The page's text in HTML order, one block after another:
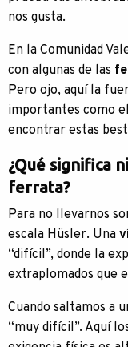
nos gusta.
En la Comunidad
con algunas de las
Pero ojo, aquí la
importantes como
encontrar estas
¿Qué significa
ferrata?
Para no llevarnos
escala Hüsler. Una
“difícil”, donde la
extraplomados que
Cuando saltamos a
“muy difícil”. Aquí